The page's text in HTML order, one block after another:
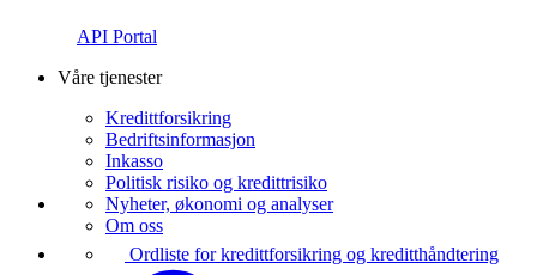
API Portal
Våre tjenester
Kredittforsikring
Bedriftsinformasjon
Inkasso
Politisk risiko og kredittrisiko
Nyheter, økonomi og analyser
Om oss
Ordliste for kredittforsikring og kreditthåndtering